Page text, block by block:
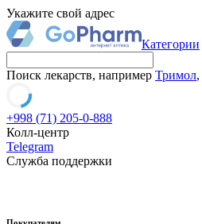
Укажите свой адрес
Категории
Поиск лекарств, например Тримол,
+998 (71) 205-0-888
Колл-центр
Telegram
Служба поддержки